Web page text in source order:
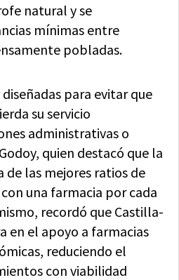
natural y se
mínimas entre
pobladas.
para evitar que
su servicio
administrativas o
quien destacó que la
de las mejores ratios de
una farmacia por cada
recordó que Castilla-
en el apoyo a farmacias
reduciendo el
con viabilidad